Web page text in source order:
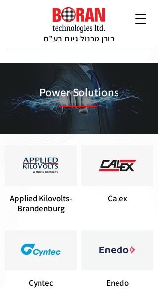
בורן טכנולוגיות בע”מ
Power Solutions
Applied Kilovolts-
Brandenburg
Calex
Cyntec Enedo